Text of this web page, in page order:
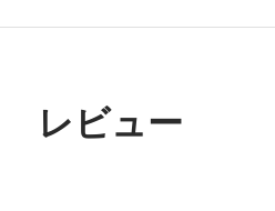
レビュー